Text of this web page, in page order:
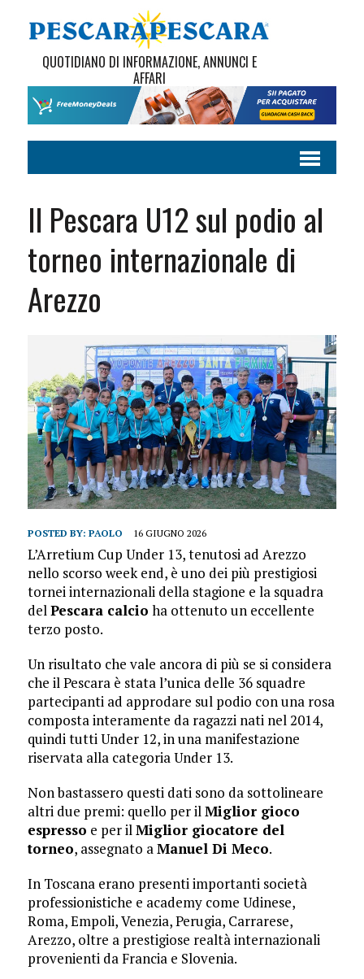
QUOTIDIANO DI INFORMAZIONE, ANNUNCI E
AFFARI
Il Pescara U12 sul podio al
torneo internazionale di
Arezzo
POSTED BY: PAOLO 16 GIUGNO 2026
L’Arretium Cup Under 13, tenutosi ad Arezzo
nello scorso week end, è uno dei più prestigiosi
tornei internazionali della stagione e la squadra
delPescara calcio ha ottenuto un eccellente
terzo posto.
Un risultato che vale ancora di più se si considera
che il Pescara è stata l’unica delle 36 squadre
partecipanti ad approdare sul podio con una rosa
composta interamente da ragazzi nati nel 2014,
quindi tutti Under 12, in una manifestazione
riservata alla categoria Under 13.
Non bastassero questi dati sono da sottolineare
altri due premi: quello per ilMiglior gioco
espresso e per ilMiglior giocatore del
torneo, assegnato aManuel Di Meco.
In Toscana erano presenti importanti società
professionistiche e academy come Udinese,
Roma, Empoli, Venezia, Perugia, Carrarese,
Arezzo, oltre a prestigiose realtà internazionali
provenienti da Francia e Slovenia.